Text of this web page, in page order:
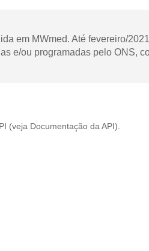
em MWmed. Até fevereiro/
e/ou programadas pelo ONS,
(veja Documentação da API ).